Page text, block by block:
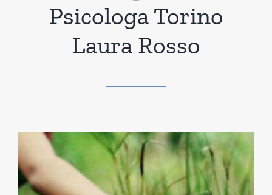
Psicologa Torino
Laura Rosso